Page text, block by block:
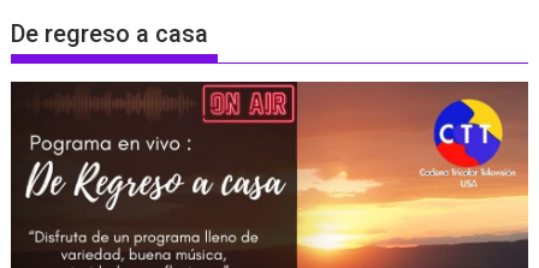
De regreso a casa